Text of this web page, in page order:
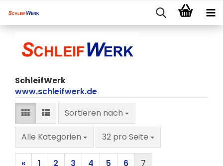
SchleifWerk
www.schleifwerk.de
Sortieren nach
Sortieren nach
Alle Kategorien 32 pro Seite
pro Seite
« 1 2 3 4 5 6 7